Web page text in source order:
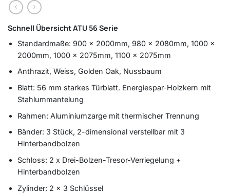
Schnell Übersicht ATU 56 Serie
Standardmaße: 900 x 2000mm, 980 x 2080mm, 1000 x
2000mm, 1000 x 2075mm, 1100 x 2075mm
Anthrazit, Weiss, Golden Oak, Nussbaum
Blatt: 56 mm starkes Türblatt. Energiespar-Holzkern mit
Stahlummantelung
Rahmen: Aluminiumzarge mit thermischer Trennung
Bänder: 3 Stück, 2-dimensional verstellbar mit 3
Hinterbandbolzen
Schloss: 2 x Drei-Bolzen-Tresor-Verriegelung +
Hinterbandbolzen
Zylinder: 2 x 3 Schlüssel